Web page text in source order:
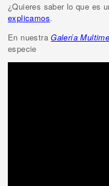
¿Quieres saber lo que es
explicamos.
En nuestraGalería
especie